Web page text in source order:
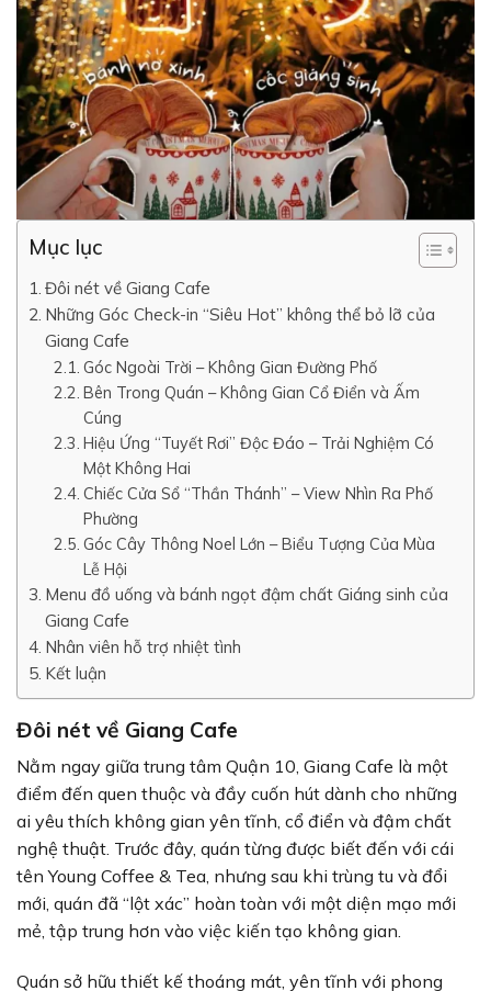
Mục lục
Đôi nét về Giang Cafe
Những Góc Check-in “Siêu Hot” không thể bỏ lỡ của
Giang Cafe
Góc Ngoài Trời – Không Gian Đường Phố
Bên Trong Quán – Không Gian Cổ Điển và Ấm
Cúng
Hiệu Ứng “Tuyết Rơi” Độc Đáo – Trải Nghiệm Có
Một Không Hai
Chiếc Cửa Sổ “Thần Thánh” – View Nhìn Ra Phố
Phường
Góc Cây Thông Noel Lớn – Biểu Tượng Của Mùa
Lễ Hội
Menu đồ uống và bánh ngọt đậm chất Giáng sinh của
Giang Cafe
Nhân viên hỗ trợ nhiệt tình
Kết luận
Đôi nét về Giang Cafe
Nằm ngay giữa trung tâm Quận 10, Giang Cafe là một
điểm đến quen thuộc và đầy cuốn hút dành cho những
ai yêu thích không gian yên tĩnh, cổ điển và đậm chất
nghệ thuật. Trước đây, quán từng được biết đến với cái
tên Young Coffee & Tea, nhưng sau khi trùng tu và đổi
mới, quán đã “lột xác” hoàn toàn với một diện mạo mới
mẻ, tập trung hơn vào việc kiến tạo không gian.
Quán sở hữu thiết kế thoáng mát, yên tĩnh với phong